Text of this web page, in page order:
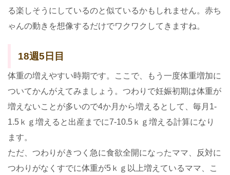
る楽しそうにしているのと似ているかもしれません。赤ち
ゃんの動きを想像するだけでワクワクしてきますね。
18週5日目
体重の増えやすい時期です。ここで、もう一度体重増加に
ついてかんがえてみましょう。つわりで妊娠初期は体重が
増えないことが多いので4か月から増えるとして、毎月1-
1.5ｋｇ増えると出産までに7-10.5ｋｇ増える計算になり
ます。
ただ、つわりがきつく急に食欲全開になったママ、反対に
つわりがなくすでに体重が5ｋｇ以上増えているママ、こ